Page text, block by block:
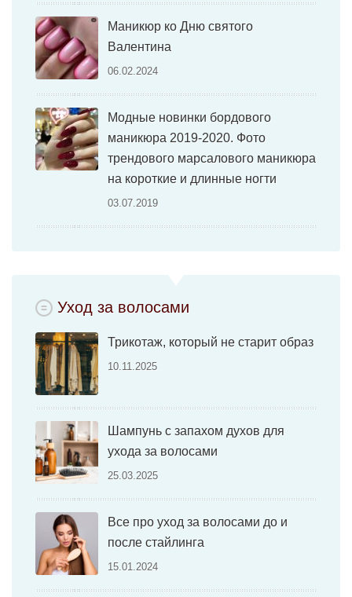
Маникюр ко Дню святого
Валентина
06.02.2024
Модные новинки бордового
маникюра 2019-2020. Фото
трендового марсалового маникюра
на короткие и длинные ногти
03.07.2019
Уход за волосами
Трикотаж, который не старит образ
10.11.2025
Шампунь с запахом духов для
ухода за волосами
25.03.2025
Все про уход за волосами до и
после стайлинга
15.01.2024